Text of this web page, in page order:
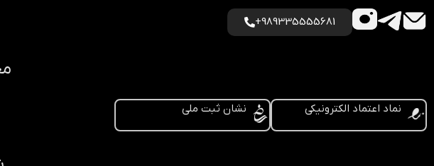
989335555681+
نماد اعتماد الکترونیکی نشان ثبت ملی